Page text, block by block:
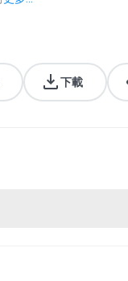
下載